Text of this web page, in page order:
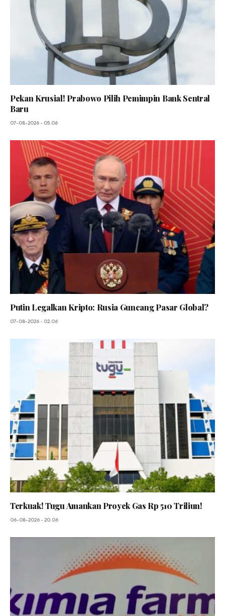
Pekan Krusial! Prabowo Pilih Pemimpin Bank Sentral
Baru
07-08-2026 - 05.06
Putin Legalkan Kripto: Rusia Guncang Pasar Global?
07-08-2026 - 02.06
Terkuak! Tugu Amankan Proyek Gas Rp 510 Triliun!
06-08-2026 - 20.06